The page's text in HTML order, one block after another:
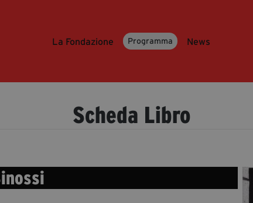
La Fondazione Programma News
Scheda Libro